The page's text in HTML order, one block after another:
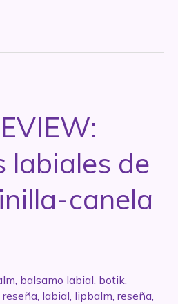
labiales de
canela
, balsamo labial, botik,
reseña, labial, lipbalm, reseña,